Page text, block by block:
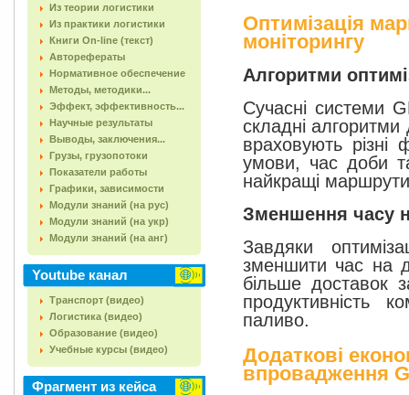
Из теории логистики
Из практики логистики
Книги On-line (текст)
Авторефераты
Нормативное обеспечение
Методы, методики...
Эффект, эффективность...
Научные результаты
Выводы, заключения...
Грузы, грузопотоки
Показатели работы
Графики, зависимости
Модули знаний (на рус)
Модули знаний (на укр)
Модули знаний (на анг)
Youtube канал
Транспорт (видео)
Логистика (видео)
Образование (видео)
Учебные курсы (видео)
Фрагмент из кейса
Оптимізація
моніторингу
Алгоритми
Сучасні системи
складні алгоритми
враховують різні
умови, час доби
найкращі
Зменшення часу
Завдяки
зменшити час на
більше доставок
продуктивність
паливо.
Додаткові
впровадження